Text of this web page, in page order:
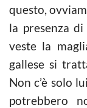
questo,
la presenza
veste la
gallese si
Non c’è solo
potrebbero